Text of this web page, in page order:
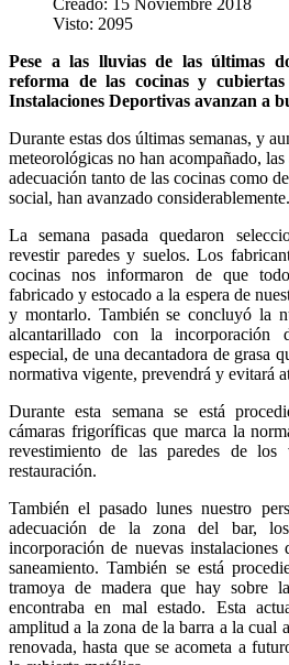
Visto: 2095
Pese a las lluvias de las últimas
reforma de las cocinas y
Instalaciones Deportivas avanzan a
Durante estas dos últimas semanas, y
meteorológicas no han acompañado,
adecuación tanto de las cocinas como
social, han avanzado considerablemente.
La semana pasada quedaron
revestir paredes y suelos. Los
cocinas nos informaron de que
fabricado y estocado a la espera de
y montarlo. También se concluyó la
alcantarillado con la incorporación
especial, de una decantadora de grasa
normativa vigente, prevendrá y evitará
Durante esta semana se está
cámaras frigoríficas que marca la
revestimiento de las paredes de los
restauración.
También el pasado lunes nuestro
adecuación de la zona del bar,
incorporación de nuevas
saneamiento. También se está
tramoya de madera que hay sobre
encontraba en mal estado. Esta
amplitud a la zona de la barra a la cual
renovada, hasta que se acometa a